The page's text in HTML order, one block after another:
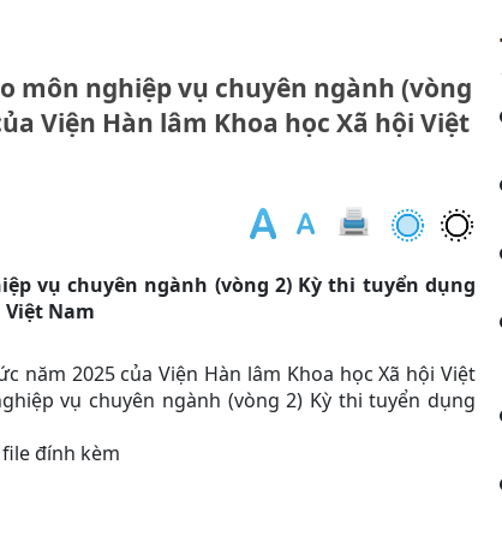
môn nghiệp vụ chuyên ngành (vòng
Viện Hàn lâm Khoa học Xã hội Việt
vụ chuyên ngành (vòng 2) Kỳ thi tuyển dụng
Việt Nam
năm 2025 của Viện Hàn lâm Khoa học Xã hội Việt
vụ chuyên ngành (vòng 2) Kỳ thi tuyển dụng
đính kèm